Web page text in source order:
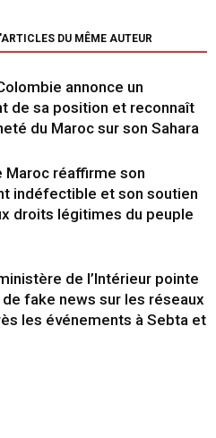
DU MÊME AUTEUR
annonce un
de sa position et reconnaît
du Maroc sur son Sahara
Maroc réaffirme son
indéfectible et son soutien
droits légitimes du peuple
de l’Intérieur pointe
fake news sur les réseaux
les événements à Sebta et